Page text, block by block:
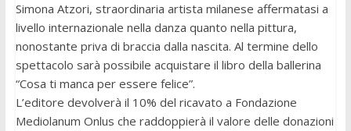
Simona Atzori, straordinaria artista milanese affermatasi a
livello internazionale nella danza quanto nella pittura,
nonostante priva di braccia dalla nascita. Al termine dello
spettacolo sarà possibile acquistare il libro della ballerina
“Cosa ti manca per essere felice”.
L’editore devolverà il 10% del ricavato a Fondazione
Mediolanum Onlus che raddoppierà il valore delle donazioni